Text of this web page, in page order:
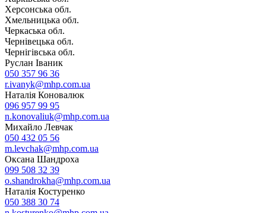
Херсонська обл.
Хмельницька обл.
Черкаська обл.
Чернівецька обл.
Чернігівська обл.
Руслан Іваник
050 357 96 36
r.ivanyk@mhp.com.ua
Наталія Коновалюк
096 957 99 95
n.konovaliuk@mhp.com.ua
Михайло Левчак
050 432 05 56
m.levchak@mhp.com.ua
Оксана Шандроха
099 508 32 39
o.shandrokha@mhp.com.ua
Наталія Костуренко
050 388 30 74